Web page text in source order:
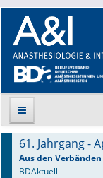
Suche
61. Jahrgang -
Aus den
BDAktuell